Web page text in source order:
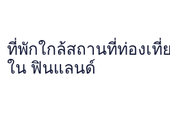
ที่พักใกล้สถานที่ท่องเที่
ใน ฟินแลนด์